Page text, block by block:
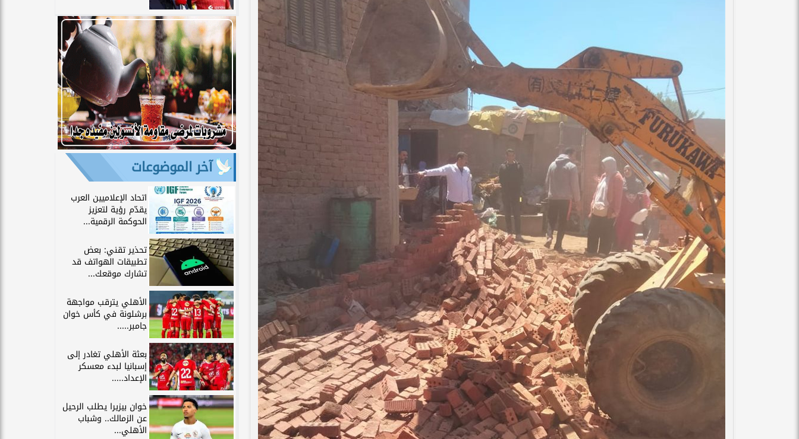
آخر الموضوعات
اتحاد الإعلاميين العرب
يقدّم رؤية لتعزيز
الحوكمة الرقمية...
تحذير تقني: بعض
تطبيقات الهواتف قد
تشارك موقعك...
الأهلي يترقب مواجهة
برشلونة في كأس خوان
جامبر.....
بعثة الأهلي تغادر إلى
إسبانيا لبدء معسكر
الإعداد.....
خوان بيزيرا يطلب الرحيل
عن الزمالك.. وشباب
الأهلي...